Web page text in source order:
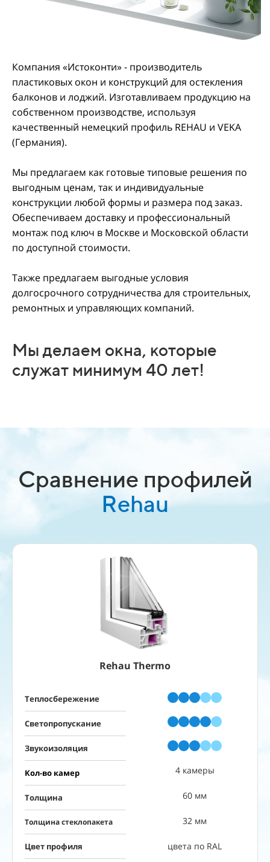
Компания «Истоконти» - производитель
пластиковых окон и конструкций для остекления
балконов и лоджий. Изготавливаем продукцию на
собственном производстве, используя
качественный немецкий профиль REHAU и VEKA
(Германия).
Мы предлагаем как готовые типовые решения по
выгодным ценам, так и индивидуальные
конструкции любой формы и размера под заказ.
Обеспечиваем доставку и профессиональный
монтаж под ключ в Москве и Московской области
по доступной стоимости.
Также предлагаем выгодные условия
долгосрочного сотрудничества для строительных,
ремонтных и управляющих компаний.
Мы делаем окна, которые
служат минимум 40 лет!
Сравнение профилей
Rehau
Rehau Thermo
Теплосбережение
Светопропускание
Звукоизоляция
Кол-во камер
Толщина
Толщина стеклопакета
Цвет профиля
4 камеры
60 мм
32 мм
цвета по RAL